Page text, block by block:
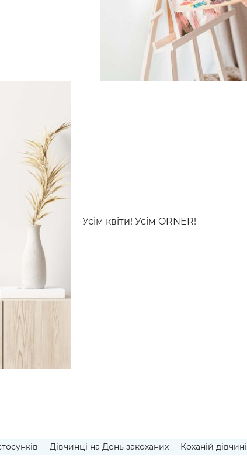
Усім квіти! Усім ORNER!
Дівчинці на День закоханих Коханій дівчині